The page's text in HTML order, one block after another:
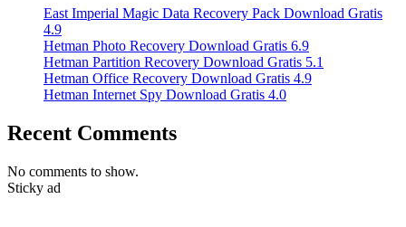
East Imperial Magic Data Recovery Pack Download Gratis
4.9
Hetman Photo Recovery Download Gratis 6.9
Hetman Partition Recovery Download Gratis 5.1
Hetman Office Recovery Download Gratis 4.9
Hetman Internet Spy Download Gratis 4.0
Recent Comments
No comments to show.
Sticky ad